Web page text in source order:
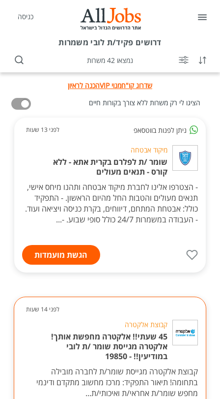
כניסה
דרושים פקיד/ת לובי משמרות
נמצאו 42 משרות
שדרוג קו"חמנוי VIP
הכנה לראיון
הציגו לי רק משרות ללא צורך בקורות חיים
ניתן לפנות בווטסאפ לפני 13 שעות
מיקוד אבטחה
שומר /ת לפלרם בקרית אתא - ללא
קורס - תנאים מעולים
- הצטרפו אלינו לחברת מיקוד אבטחה ותהנו מיחס אישי,
תנאים מעולים והטבות החל מהיום הראשון. - התפקיד
כולל: אבטחת המתחם, דיווחים, בקרת כניסה ויציאה ועוד.
- העבודה במשמרות 24/7 כולל סופי שבוע. -...
הגשת מועמדות
לפני 14 שעות
קבוצת אלקטרה
45 שעתי!! אלקטרה מחפשת אותך!
אלקטרה מגייסת שומר /ת לובי
במודיעין!! - 19850
קבוצת אלקטרה מגייסת שומר/ת לחברה מובילה
בתחומה! תיאור התפקיד: מרכז מחשוב מתקדם ודינמי
מחפש שומר/ת אחראי/ת ואיכותי/ת...